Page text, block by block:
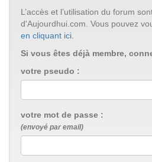
L’accès et l’utilisation du forum
d'Aujourdhui.com. Vous pouvez
en cliquant ici.
Si vous êtes déjà membre,
votre pseudo :
votre mot de passe :
(envoyé par email)